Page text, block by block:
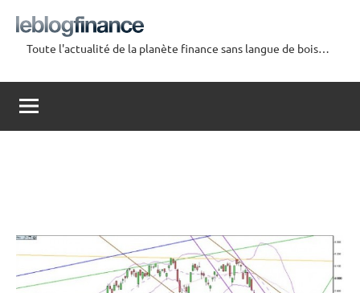
contenu
Blog
Finance
Toute l'actualité de la planète finance sans langue de bois…